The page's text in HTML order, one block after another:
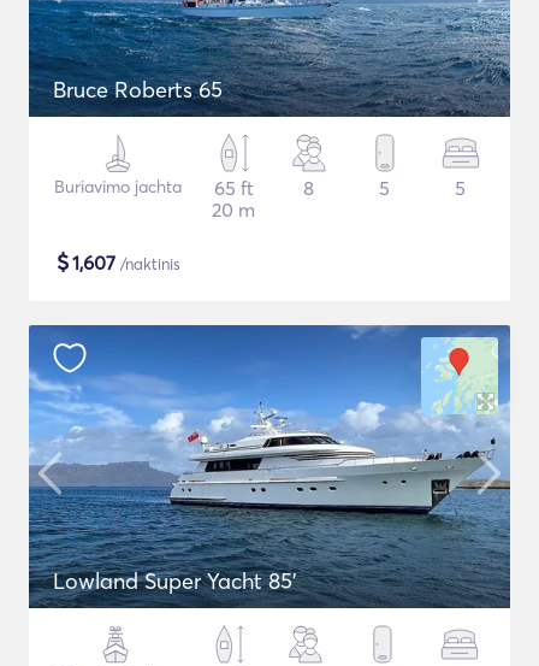
Bruce Roberts 65
Buriavimo jachta
65 ft
20 m
8 5 5
$1,607 /naktinis
Lowland Super Yacht 85'